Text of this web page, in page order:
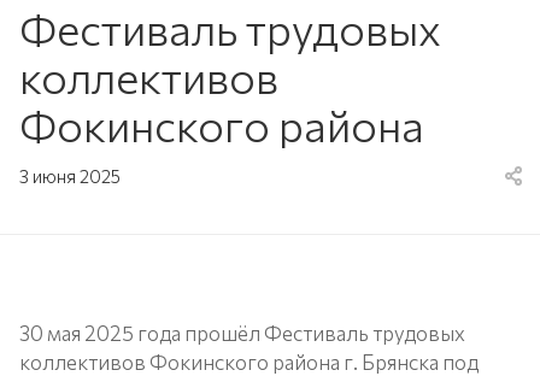
Фестиваль трудовых
коллективов
Фокинского района
3 июня 2025
30 мая 2025 года прошёл Фестиваль трудовых
коллективов Фокинского района г. Брянска под